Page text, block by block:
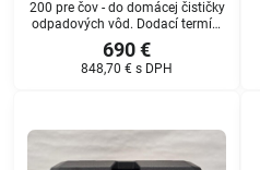
200 pre čov - do domácej čističky
odpadových vôd. Dodací termín:
do 3-4 pracovných dní, Cena na
dopyt.
690 €
848,70 € s DPH